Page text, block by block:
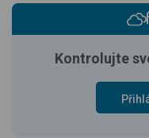
Kontrolujte